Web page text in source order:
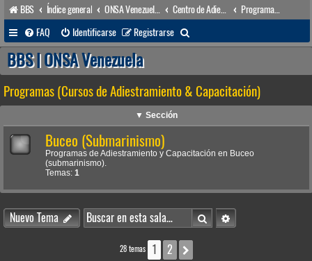
BBS Índice general Centro de Adiestramiento & Capacitación (órgano académico)
FAQ
Identificarse Registrarse
u
c
a
r
BBS | ONSA Venezuela
Programas (Cursos de Adiestramiento & Capacitación)
▼ Sección
Buceo (Submarinismo)
Programas de Adiestramiento y Capacitación en Buceo
(submarinismo).
Temas: 1
Nuevo Tema BuscarBúsqueda avanzada
28 temas 1 2